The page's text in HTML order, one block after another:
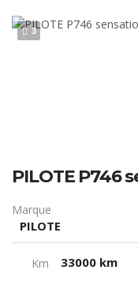
3
PILOTE P746
Marque
PILOTE
Km 33000 km